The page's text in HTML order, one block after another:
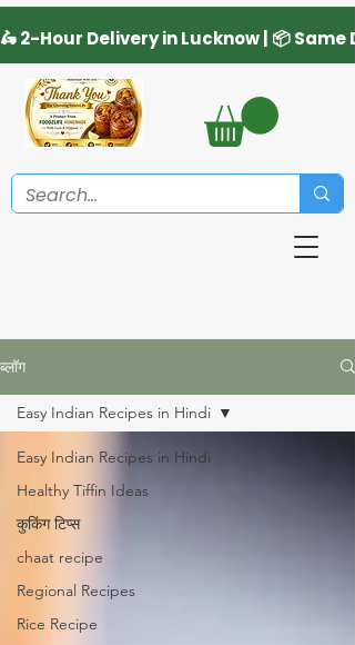
ब्लॉग
Easy Indian Recipes in Hindi
Healthy Tiffin Ideas
कुकिंग टिप्स
chaat recipe
Regional Recipes
Rice Recipe
Easy Indian Recipes in Hindi